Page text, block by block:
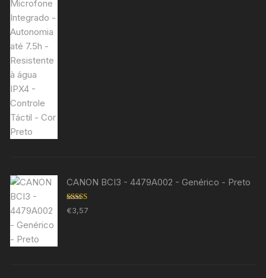
CANON BCI3 - 4479A002 - Genérico - Preto
Avaliação
5.00de 5
€3,57